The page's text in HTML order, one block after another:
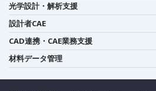
光学設計・解析支援
設計者CAE
CAD連携・CAE業務支援
材料データ管理